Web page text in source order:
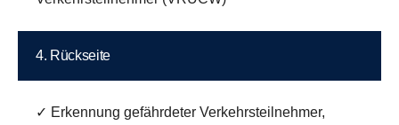
4. Rückseite
✓ Erkennung gefährdeter Verkehrsteilnehmer,